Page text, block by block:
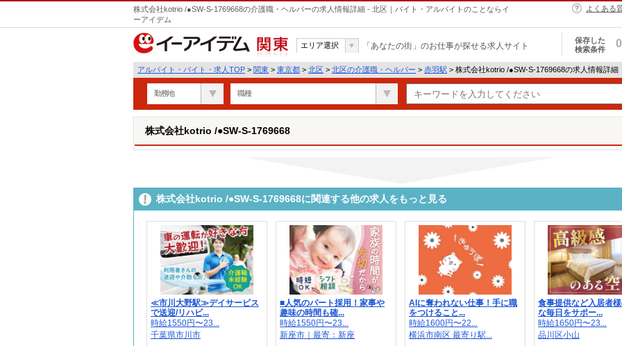
株式会社kotrio /●SW-S-1769668の介護職・ヘルパーの求人情報詳細 - 北区｜バイト・アルバイトのことならイ
ーアイデム
よくある
関東
エリア選択 「あなたの街」のお仕事が探せる求人サイト
保存した
検索条件
0
アルバイト・バイト・求人TOP > 関東 > 東京都 > 北区 > 北区の介護職・ヘルパー > 赤羽駅 > 株式会社kotrio /●SW-S-1769668の求人情報詳細
勤務地 職種
株式会社kotrio /●SW-S-1769668
株式会社kotrio /●SW-S-1769668に関連する他の求人をもっと見る
≪市川大野駅≫デイサービス
で送迎/リハビ...
時給1550円〜23...
千葉県市川市
■人気のパート採用！家事や
趣味の時間も確...
時給1550円〜23...
新座市｜最寄：新座
AIに奪われない仕事！手に職
をつけること...
時給1600円〜22...
横浜市南区 最寄り駅...
食事提供など入居者
な毎日をサポー...
時給1650円〜23...
品川区小山